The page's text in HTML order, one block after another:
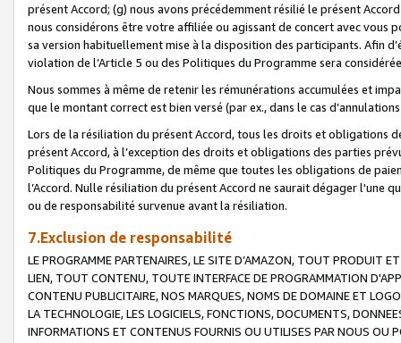
présent Accord; (g) nous avons précédemment résilié le présent
nous considérons être votre affiliée ou agissant de concert avec vous
sa version habituellement mise à la disposition des participants. Afin
violation de l’Article 5 ou des Politiques du Programme sera
Nous sommes à même de retenir les rémunérations accumulées et
que le montant correct est bien versé (par ex., dans le cas
Lors de la résiliation du présent Accord, tous les droits et obligations
présent Accord, à l’exception des droits et obligations des parties
Politiques du Programme, de même que toutes les obligations de
l’Accord. Nulle résiliation du présent Accord ne saurait dégager l'une
ou de responsabilité survenue avant la résiliation.
7.Exclusion de responsabilité
LE PROGRAMME PARTENAIRES, LE SITE D’AMAZON, TOUT PRODUIT
LIEN, TOUT CONTENU, TOUTE INTERFACE DE PROGRAMMATION
CONTENU PUBLICITAIRE, NOS MARQUES, NOMS DE DOMAINE ET
LA TECHNOLOGIE, LES LOGICIELS, FONCTIONS, DOCUMENTS,
INFORMATIONS ET CONTENUS FOURNIS OU UTILISES PAR NOUS OU